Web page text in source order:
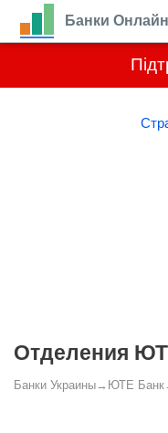
Банки Онлайн
Отделения
Банки Украины→ ЮТЕ Банк